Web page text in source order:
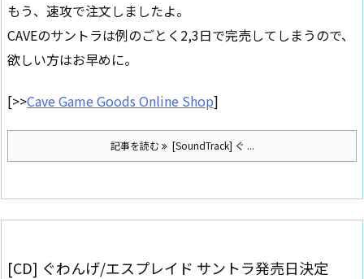
もう、速攻で注文しましたよ。
CAVEのサントラは例のごとく2,3日で完売してしまうので、
欲しい方はお早めに。
[>>Cave Game Goods Online Shop]
記事を読む [SoundTrack] ぐ ...
[CD] ぐわんげ/エスプレイド サントラ発売日決定